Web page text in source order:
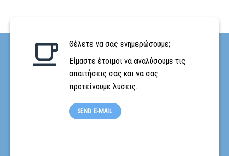
Θέλετε να σας ενημερώσουμε;
Είμαστε έτοιμοι να αναλύσουμε τις
απαιτήσεις σας και να σας
προτείνουμε λύσεις.
SEND E-MAIL